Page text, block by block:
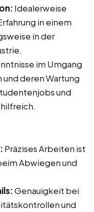
Idealerweise
in einem
in der
im Umgang
deren Wartung
und
Präzises Arbeiten ist
Abwiegen und
Genauigkeit bei
und